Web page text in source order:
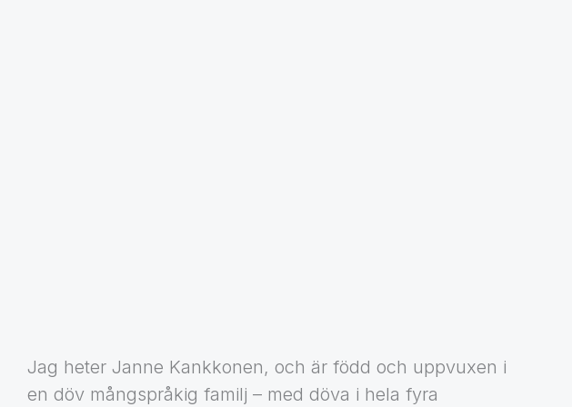
Jag heter Janne Kankkonen, och är född och uppvuxen i
en döv mångspråkig familj – med döva i hela fyra